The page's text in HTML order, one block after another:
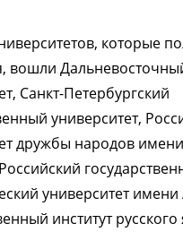
которые
вошли
Санкт-Петербургский
университет,
дружбы народов
университет
институт